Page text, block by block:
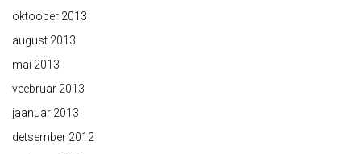
oktoober 2013
august 2013
mai 2013
veebruar 2013
jaanuar 2013
detsember 2012